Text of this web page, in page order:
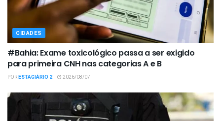
CIDADES
#Bahia: Exame toxicológico passa a ser exigido
para primeira CNH nas categorias A e B
PORESTAGIÁRIO 2 2026/08/07